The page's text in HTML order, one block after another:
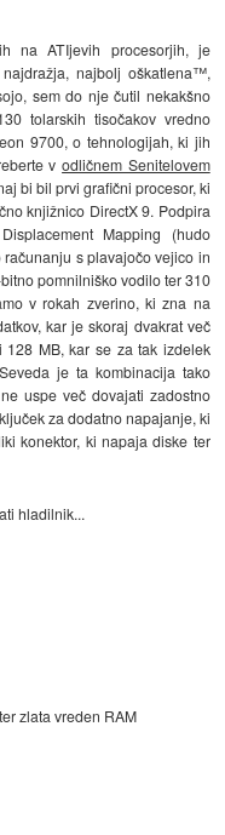
na ATIjevih procesorjih, je
najbolj oškatlena™,
sem do nje čutil nekakšno
tolarskih tisočakov vredno
9700, o tehnologijah, ki jih
vodličnem Senitelovem
bi bil prvi grafični procesor, ki
knjižnico DirectX 9. Podpira
Mapping (hudo
s plavajočo vejico in
pomnilniško vodilo ter 310
v rokah zverino, ki zna na
kar je skoraj dvakrat več
MB, kar se za tak izdelek
je ta kombinacija tako
uspe več dovajati zadostno
za dodatno napajanje, ki
konektor, ki napaja diske ter
hladilnik...
zlata vreden RAM